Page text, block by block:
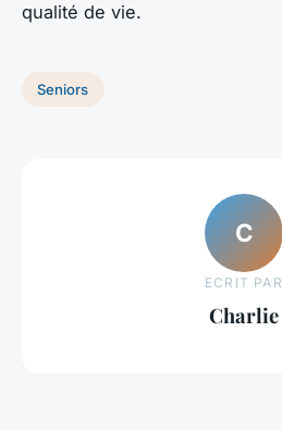
qualité de vie.
Seniors
C
ECRIT PAR
Charlie